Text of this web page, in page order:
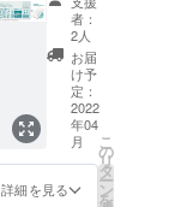
日18時
以降の
キャン
セル・
ノー
ショー
100％」
とさせ
だきま
年4月か
ら2023
年3月31
日】ま
でにな
りま
す。 ※
ご予約
は21年3
月頃よ
(バト
ラー)付
き。 平
日だけ
でな
く、
金・
土・祝
ご利用
使った
夕食、
朝食付
き。お
飲み物
飲み放
題。温
泉入り
放題で
す。ロ
◆グラ
ンド
オープ
ン後に
ご宿泊
いただ
ける
「リ
ゾート
宿泊」
【ドー
ムホテ
ル型グ
ランピ
ングリ
ゾート
１泊２
日宿泊
券」人
数追加
者：
2人
お届
け予
定：
2022
年04
月
詳細を見る
こ
の
リ
タ
ー
ン
を